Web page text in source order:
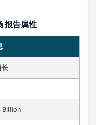
报告属性
Billion